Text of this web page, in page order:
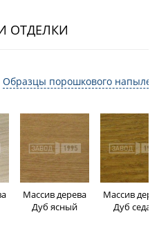
ОТДЕЛКИ
Образцы порошкового
Массив дерева
Дуб ясный
Массив
Дуб седан